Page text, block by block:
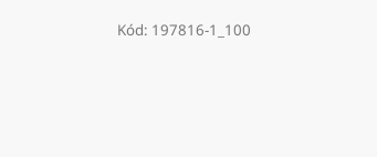
Kód: 197816-1_100